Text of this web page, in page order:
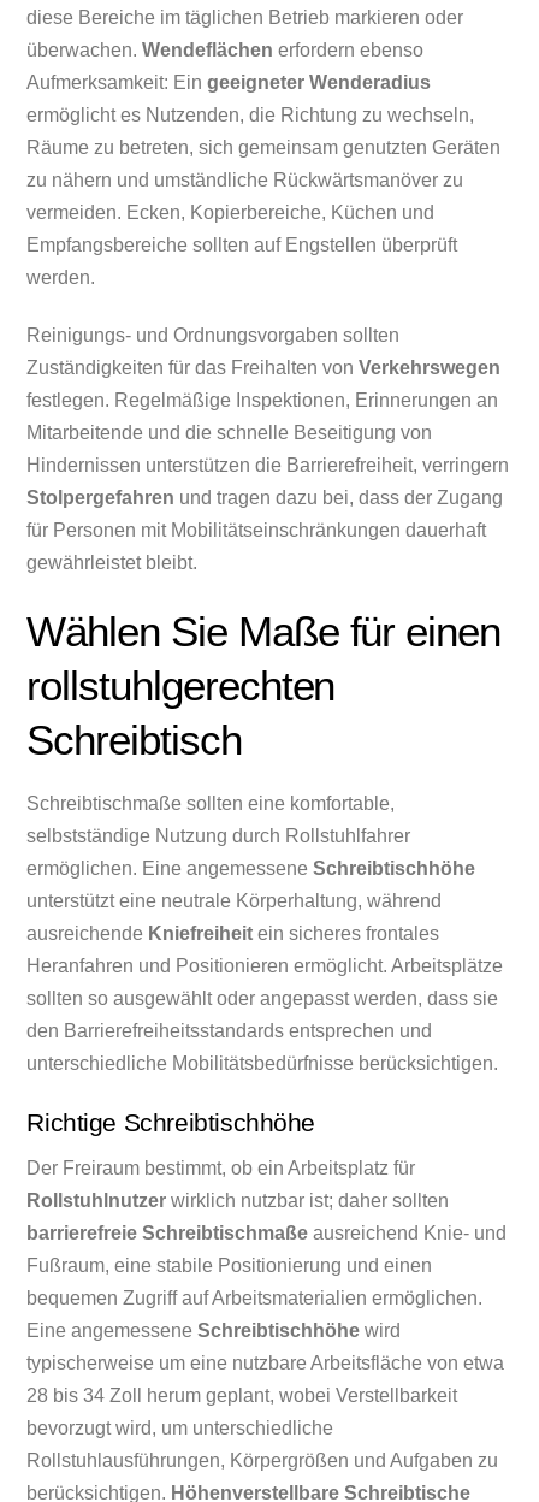
diese Bereiche im täglichen Betrieb markieren oder
überwachen.Wendeflächen erfordern ebenso
Aufmerksamkeit: Eingeeigneter Wenderadius
ermöglicht es Nutzenden, die Richtung zu wechseln,
Räume zu betreten, sich gemeinsam genutzten Geräten
zu nähern und umständliche Rückwärtsmanöver zu
vermeiden. Ecken, Kopierbereiche, Küchen und
Empfangsbereiche sollten auf Engstellen überprüft
werden.
Reinigungs- und Ordnungsvorgaben sollten
Zuständigkeiten für das Freihalten vonVerkehrswegen
festlegen. Regelmäßige Inspektionen, Erinnerungen an
Mitarbeitende und die schnelle Beseitigung von
Hindernissen unterstützen die Barrierefreiheit, verringern
Stolpergefahren und tragen dazu bei, dass der Zugang
für Personen mit Mobilitätseinschränkungen dauerhaft
gewährleistet bleibt.
Wählen Sie Maße für einen
rollstuhlgerechten
Schreibtisch
Schreibtischmaße sollten eine komfortable,
selbstständige Nutzung durch Rollstuhlfahrer
ermöglichen. Eine angemesseneSchreibtischhöhe
unterstützt eine neutrale Körperhaltung, während
ausreichende Kniefreiheit ein sicheres frontales
Heranfahren und Positionieren ermöglicht. Arbeitsplätze
sollten so ausgewählt oder angepasst werden, dass sie
den Barrierefreiheitsstandards entsprechen und
unterschiedliche Mobilitätsbedürfnisse berücksichtigen.
Richtige Schreibtischhöhe
Der Freiraum bestimmt, ob ein Arbeitsplatz für
Rollstuhlnutzer wirklich nutzbar ist; daher sollten
barrierefreie Schreibtischmaße ausreichend Knie- und
Fußraum, eine stabile Positionierung und einen
bequemen Zugriff auf Arbeitsmaterialien ermöglichen.
Eine angemesseneSchreibtischhöhe wird
typischerweise um eine nutzbare Arbeitsfläche von etwa
28 bis 34 Zoll herum geplant, wobei Verstellbarkeit
bevorzugt wird, um unterschiedliche
Rollstuhlausführungen, Körpergrößen und Aufgaben zu
berücksichtigen. Höhenverstellbare Schreibtische